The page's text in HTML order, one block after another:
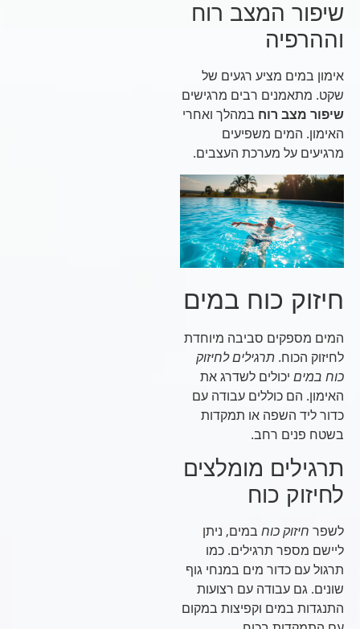
שיפור המצב רוח
וההרפיה
אימון במים מציע רגעים של
שקט. מתאמנים רבים מרגישים
שיפור מצב רוחבמהלך ואחרי
האימון. המים משפיעים
מרגיעים על מערכת העצבים.
חיזוק כוח במים
המים מספקים סביבה מיוחדת
לחיזוק הכוח.תרגילים לחיזוק
כוח במיםיכולים לשדרג את
האימון. הם כוללים עבודה עם
כדור ליד השפה או תמקדות
בשטח פנים רחב.
תרגילים מומלצים
לחיזוק כוח
לשפרחיזוק כוחבמים, ניתן
ליישם מספר תרגילים. כמו
תרגול עם כדור מים במנחי גוף
שונים. גם עבודה עם רצועות
התנגדות במים וקפיצות במקום